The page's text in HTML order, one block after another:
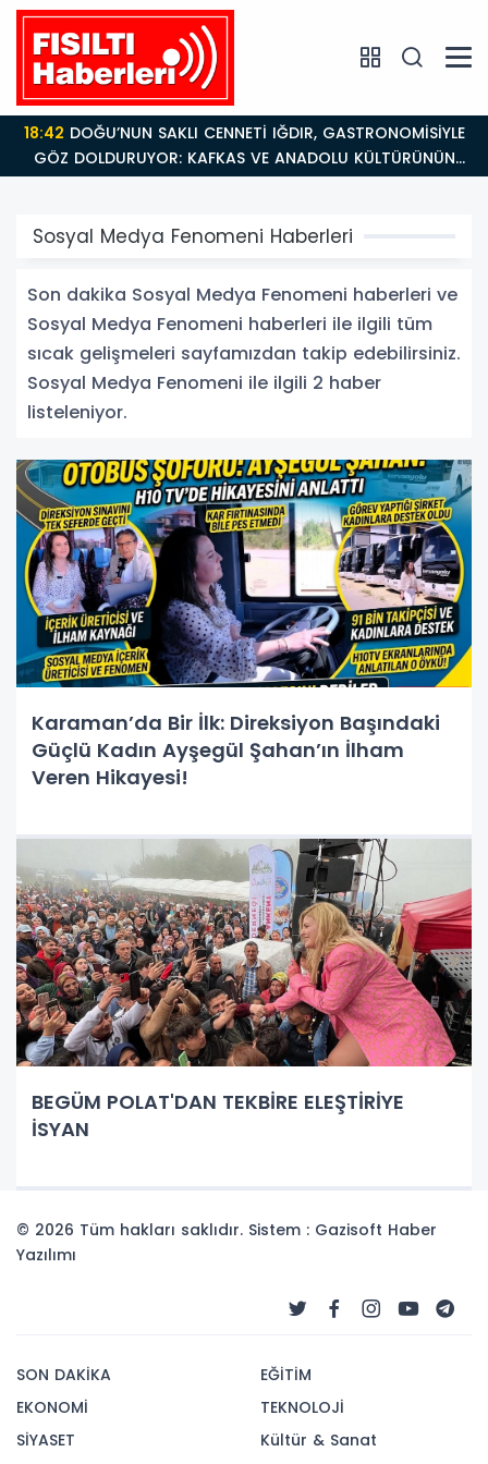
18:42
GÖZ DOLDURUYOR: KAFKAS VE ANADOLU KÜLTÜRÜNÜN
BULUŞMA NOKTASI
Sosyal Medya Fenomeni Haberleri
Son dakika Sosyal Medya Fenomeni haberleri ve
Sosyal Medya Fenomeni haberleri ile ilgili tüm
sıcak gelişmeleri sayfamızdan takip edebilirsiniz.
Sosyal Medya Fenomeni ile ilgili 2 haber
listeleniyor.
Karaman’da Bir İlk: Direksiyon Başındaki
Güçlü Kadın Ayşegül Şahan’ın İlham
Veren Hikayesi!
BEGÜM POLAT'DAN TEKBİRE ELEŞTİRİYE
İSYAN
© 2026 Tüm hakları saklıdır. Sistem : Gazisoft Haber
Yazılımı
SON DAKİKA
EKONOMİ
SİYASET
EĞİTİM
TEKNOLOJİ
Kültür & Sanat